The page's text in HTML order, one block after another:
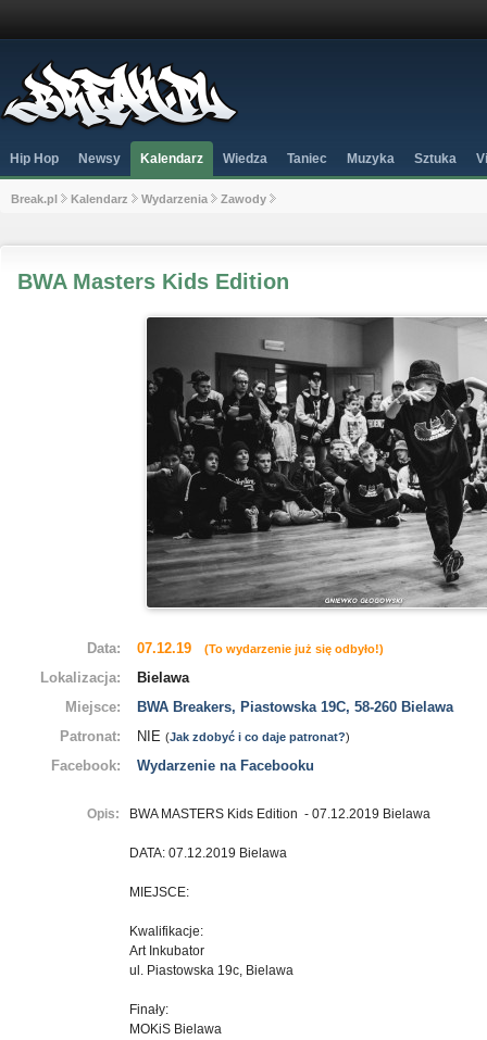
Hip Hop Newsy Kalendarz Wiedza Taniec Muzyka Sztuka
Break.pl Kalendarz Wydarzenia Zawody
BWA Masters Kids Edition
Data: 07.12.19 (To wydarzenie już się odbyło!)
Lokalizacja:
Bielawa
Miejsce:
BWA Breakers, Piastowska 19C, 58-260 Bielawa
Patronat:
NIE (Jak zdobyć i co daje patronat?)
Facebook: Wydarzenie na Facebooku
Opis: BWA MASTERS Kids Edition - 07.12.2019 Bielawa
DATA: 07.12.2019 Bielawa
MIEJSCE:
Kwalifikacje:
Art Inkubator
ul. Piastowska 19c, Bielawa
Finały:
MOKiS Bielawa